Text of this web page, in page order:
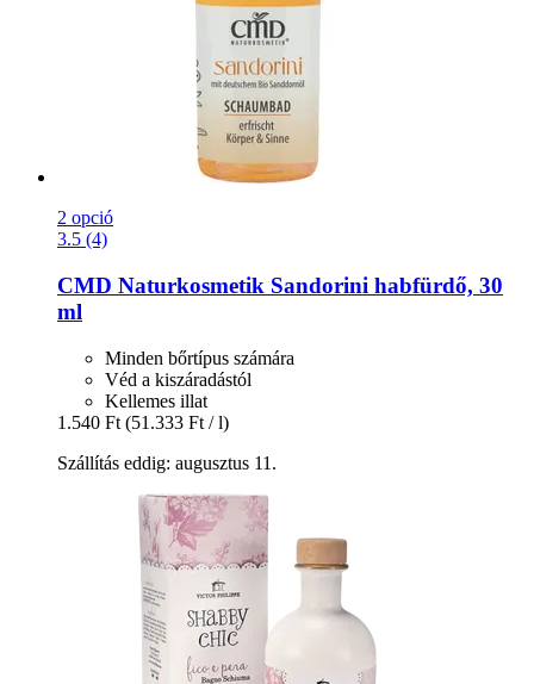
2 opció
3.5 (4)
CMD Naturkosmetik Sandorini habfürdő, 30
ml
Minden bőrtípus számára
Véd a kiszáradástól
Kellemes illat
1.540 Ft (51.333 Ft / l)
Szállítás eddig: augusztus 11.